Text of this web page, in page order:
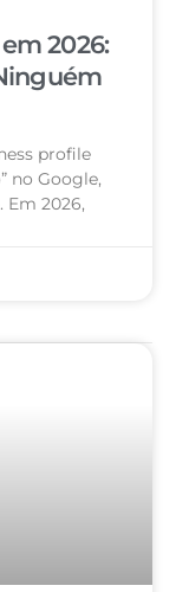
2026:
profile
no Google,
Em 2026,